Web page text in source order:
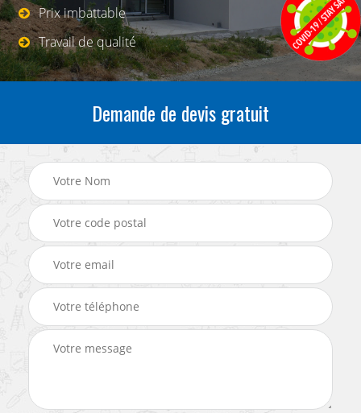
Prix imbattable
Travail de qualité
Demande de devis gratuit